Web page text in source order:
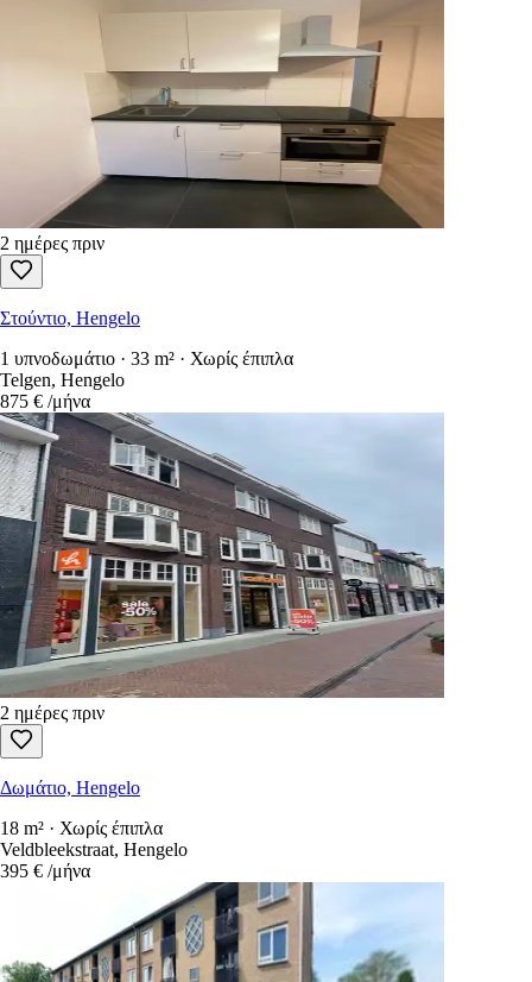
2 ημέρες πριν
Στούντιο, Hengelo
1 υπνοδωμάτιο · 33 m² · Χωρίς έπιπλα
Telgen, Hengelo
875 € /μήνα
2 ημέρες πριν
Δωμάτιο, Hengelo
18 m² · Χωρίς έπιπλα
Veldbleekstraat, Hengelo
395 € /μήνα